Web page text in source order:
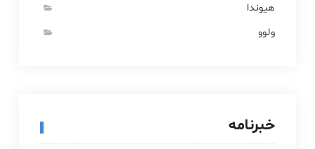
هیوندا
ولوو
خبرنامه